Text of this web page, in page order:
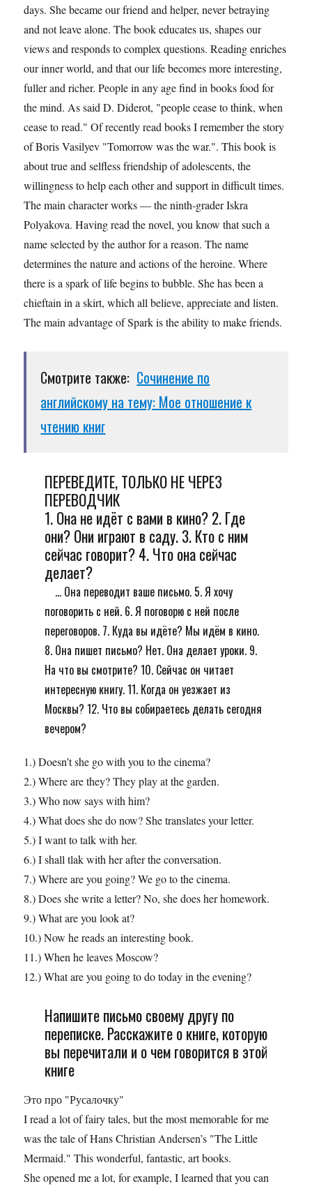
days. She became our friend and helper, never betraying
and not leave alone. The book educates us, shapes our
views and responds to complex questions. Reading enriches
our inner world, and that our life becomes more interesting,
fuller and richer. People in any age find in books food for
the mind. As said D. Diderot, "people cease to think, when
cease to read." Of recently read books I remember the story
of Boris Vasilyev "Tomorrow was the war.". This book is
about true and selfless friendship of adolescents, the
willingness to help each other and support in difficult times.
The main character works — the ninth-grader Iskra
Polyakova. Having read the novel, you know that such a
name selected by the author for a reason. The name
determines the nature and actions of the heroine. Where
there is a spark of life begins to bubble. She has been a
chieftain in a skirt, which all believe, appreciate and listen.
The main advantage of Spark is the ability to make friends.
Смотрите также: Сочинение по
английскому на тему: Мое отношение к
чтению книг
ПЕРЕВЕДИТЕ, ТОЛЬКО НЕ ЧЕРЕЗ
ПЕРЕВОДЧИК
1. Она не идёт с вами в кино? 2. Где
они? Они играют в саду. 3. Кто с ним
сейчас говорит? 4. Что она сейчас
делает?
... Она переводит ваше письмо. 5. Я хочу
поговорить с ней. 6. Я поговорю с ней после
переговоров. 7. Куда вы идёте? Мы идём в кино.
8. Она пишет письмо? Нет. Она делает уроки. 9.
На что вы смотрите? 10. Сейчас он читает
интересную книгу. 11. Когда он уезжает из
Москвы? 12. Что вы собираетесь делать сегодня
вечером?
1.) Doesn’t she go with you to the cinema?
2.) Where are they? They play at the garden.
3.) Who now says with him?
4.) What does she do now? She translates your letter.
5.) I want to talk with her.
6.) I shall tlak with her after the conversation.
7.) Where are you going? We go to the cinema.
8.) Does she write a letter? No, she does her homework.
9.) What are you look at?
10.) Now he reads an interesting book.
11.) When he leaves Moscow?
12.) What are you going to do today in the evening?
Напишите письмо своему другу по
переписке. Расскажите о книге, которую
вы перечитали и о чем говорится в этой
книге
Это про "Русалочку"
I read a lot of fairy tales, but the most memorable for me
was the tale of Hans Christian Andersen’s "The Little
Mermaid." This wonderful, fantastic, art books.
She opened me a lot, for example, I learned that you can